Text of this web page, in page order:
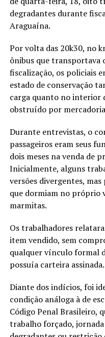
degradantes durante
Araguaína.
Por volta das 20k30, no
ônibus que transportava
fiscalização, os policiais
estado de conservação
carga quanto no interior
obstruído por
Durante entrevistas, o
passageiros eram seus
dois meses na venda de
Inicialmente, alguns
versões divergentes,
que dormiam no próprio
marmitas.
Os trabalhadores
item vendido, sem
qualquer vínculo formal
possuía carteira assinada.
Diante dos indícios, foi
condição análoga à de
Código Penal Brasileiro,
trabalho forçado,